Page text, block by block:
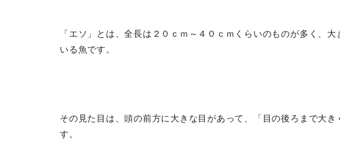
「エソ」とは、全長は２０ｃｍ～４０ｃｍくらいのものが多く、
いる魚です。
その見た目は、頭の前方に大きな目があって、「目の後ろまで大
す。